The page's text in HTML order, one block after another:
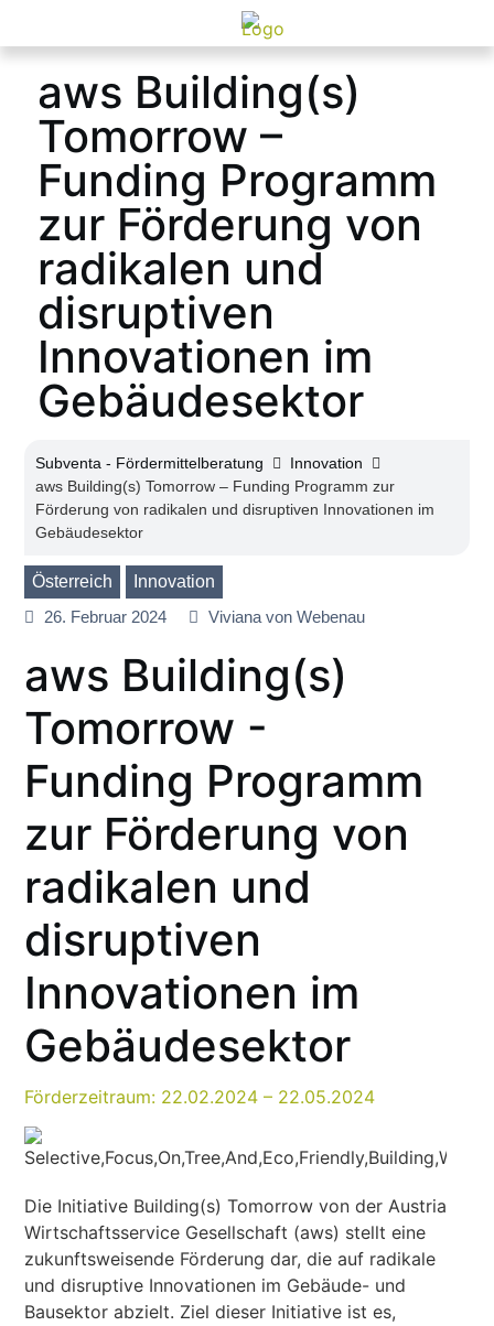
aws Building(s)
Tomorrow –
Funding Programm
zur Förderung von
radikalen und
disruptiven
Innovationen im
Gebäudesektor
Subventa ‐ Fördermittelberatung
Innovation
aws Building(s) Tomorrow – Funding Programm zur
Förderung von radikalen und disruptiven Innovationen im
Gebäudesektor
Österreich
Innovation
26. Februar 2024
Viviana von Webenau
aws Building(s)
Tomorrow -
Funding Programm
zur Förderung von
radikalen und
disruptiven
Innovationen im
Gebäudesektor
Förderzeitraum: 22.02.2024 – 22.05.2024
Die Initiative Building(s) Tomorrow von der Austria
Wirtschaftsservice Gesellschaft (aws) stellt eine
zukunftsweisende Förderung dar, die auf radikale
und disruptive Innovationen im Gebäude- und
Bausektor abzielt. Ziel dieser Initiative ist es,